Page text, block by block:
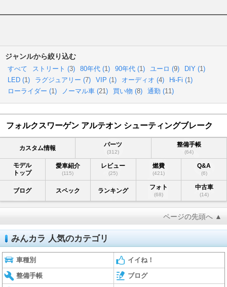
ジャンルから絞り込む
すべて ストリート (3) 80年代 (1) 90年代 (1) ユーロ (9) DIY (1)
LED (1) ラグジュアリー (7) VIP (1) オーディオ (4) Hi-Fi (1)
ローライダー (1) ノーマル車 (21) 買い物 (8) 通勤 (11)
フォルクスワーゲン アルテオン シューティングブレーク
カスタム情報 パーツ
(312)
整備手帳
(64)
モデル
トップ
愛車紹介
(115)
レビュー
(25)
燃費
(421)
Q&A
(6)
ブログ スペック ランキング フォト
(68)
中古車
(14)
ページの先頭へ ▲
みんカラ 人気のカテゴリ
車種別 イイね！
整備手帳 ブログ